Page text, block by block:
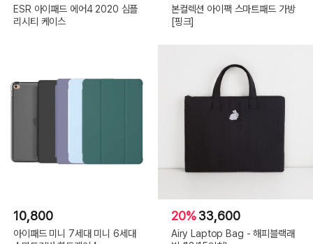
ESR 아이패드 에어4 2020 심플
리시티 케이스
본컬렉션 아이팩 스마트패드 가방
[핑크]
10,800
아이패드 미니 7세대 미니 6세대
20%33,600
Airy Laptop Bag - 해피블랙래